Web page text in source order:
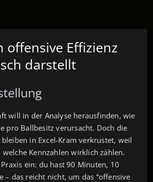
offensive Effizienz
darstellt
will in der Analyse herausfinden, wie
pro Ballbesitz verursacht. Doch die
in Excel‑Kram verkrustet, weil
Kennzahlen wirklich zählen.
ein: du hast 90 Minuten, 10
– das reicht nicht, um das “offensive